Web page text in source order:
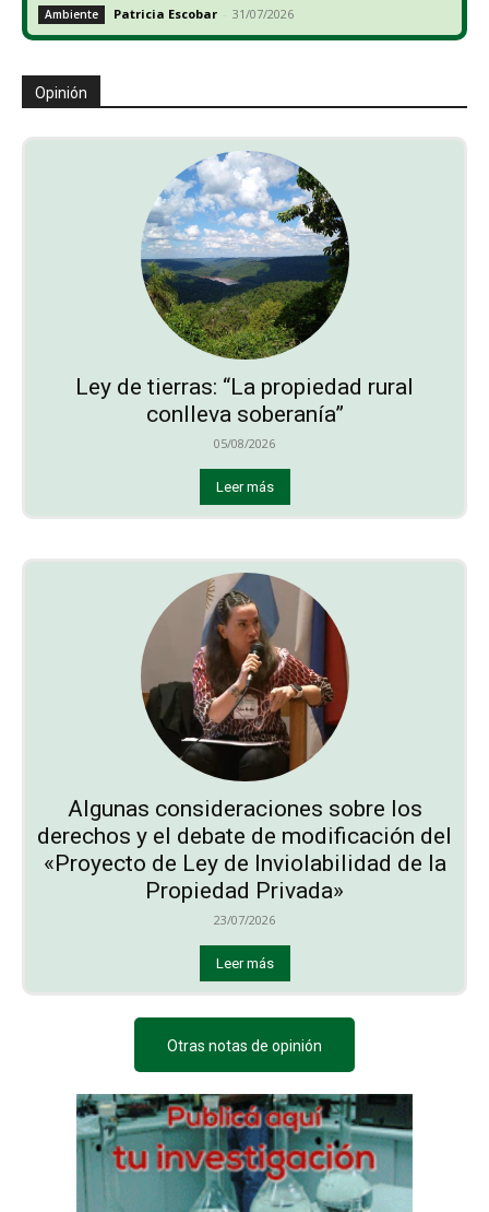
Ambiente Patricia Escobar - 31/07/2026
Opinión
Ley de tierras: “La propiedad rural
conlleva soberanía”
05/08/2026
Leer más
Algunas consideraciones sobre los
derechos y el debate de modificación del
«Proyecto de Ley de Inviolabilidad de la
Propiedad Privada»
23/07/2026
Leer más
Otras notas de opinión